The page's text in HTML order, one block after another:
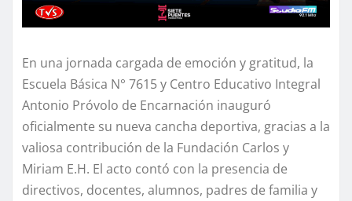
En una jornada cargada de emoción y gratitud, la
Escuela Básica N° 7615 y Centro Educativo Integral
Antonio Próvolo de Encarnación inauguró
oficialmente su nueva cancha deportiva, gracias a la
valiosa contribución de la Fundación Carlos y
Miriam E.H. El acto contó con la presencia de
directivos, docentes, alumnos, padres de familia y